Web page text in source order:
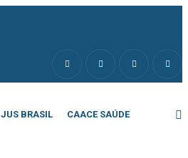
JUS BRASIL CAACE SAÚDE